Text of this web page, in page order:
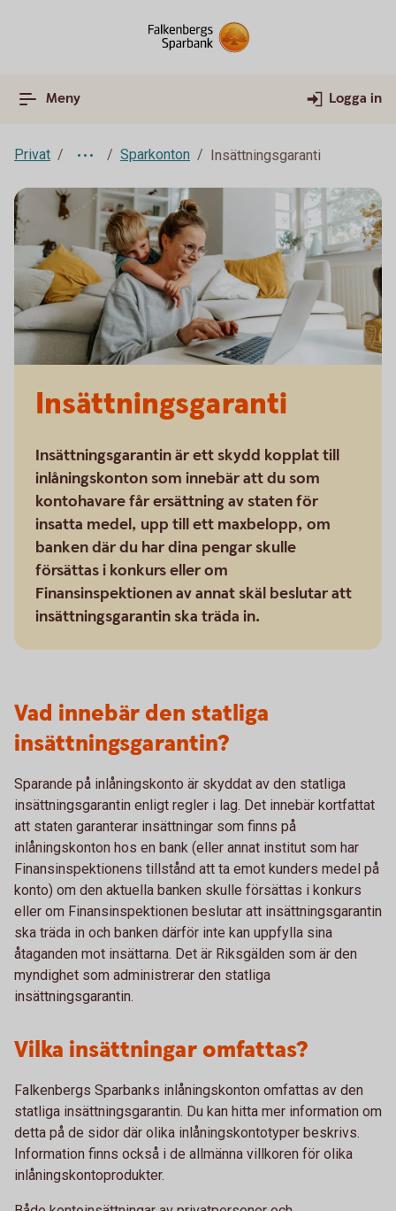
Meny Logga in
Privat Sparkonton Insättningsgaranti
Insättningsgaranti
Insättningsgarantin är ett skydd kopplat till
inlåningskonton som innebär att du som
kontohavare får ersättning av staten för
insatta medel, upp till ett maxbelopp, om
banken där du har dina pengar skulle
försättas i konkurs eller om
Finansinspektionen av annat skäl beslutar att
insättningsgarantin ska träda in.
Vad innebär den statliga
insättningsgarantin?
Sparande på inlåningskonto är skyddat av den statliga
insättningsgarantin enligt regler i lag. Det innebär kortfattat
att staten garanterar insättningar som finns på
inlåningskonton hos en bank (eller annat institut som har
Finansinspektionens tillstånd att ta emot kunders medel på
konto) om den aktuella banken skulle försättas i konkurs
eller om Finansinspektionen beslutar att insättningsgarantin
ska träda in och banken därför inte kan uppfylla sina
åtaganden mot insättarna. Det är Riksgälden som är den
myndighet som administrerar den statliga
insättningsgarantin.
Vilka insättningar omfattas?
Falkenbergs Sparbanks inlåningskonton omfattas av den
statliga insättningsgarantin. Du kan hitta mer information om
detta på de sidor där olika inlåningskontotyper beskrivs.
Information finns också i de allmänna villkoren för olika
inlåningskontoprodukter.